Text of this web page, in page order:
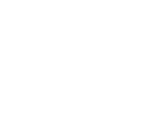
しています。